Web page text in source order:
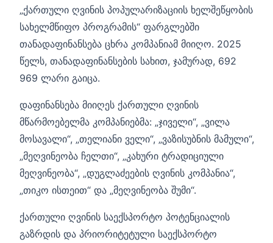
„ქართული ღვინის პოპულარიზაციის ხელშეწყობის
სახელმწიფო პროგრამის“ ფარგლებში
თანადაფინანსება ცხრა კომპანიამ მიიღო. 2025
წელს, თანადაფინანსების სახით, ჯამურად, 692
969 ლარი გაიცა.
დაფინანსება მიიღეს ქართული ღვინის
მწარმოებელმა კომპანიებმა: „ჯიველი“, „ვილა
მოსავალი“, „თელიანი ველი“, „ვაზისუბნის მამული“,
„მეღვინეობა ჩელთი“, „კახური ტრადიციული
მეღვინეობა“, „დუგლაძეების ღვინის კომპანია“,
„თიკო ისთეით“ და „მეღვინეობა შუმი“.
ქართული ღვინის საექსპორტო პოტენციალის
გაზრდის და პრიორიტეტული საექსპორტო